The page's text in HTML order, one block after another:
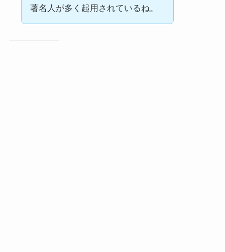
著名人が多く起用されているね。